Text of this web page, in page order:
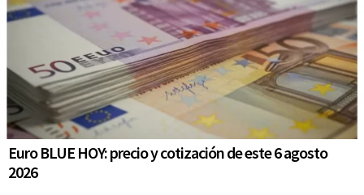
Euro BLUE HOY: precio y cotización de este 6 agosto
2026